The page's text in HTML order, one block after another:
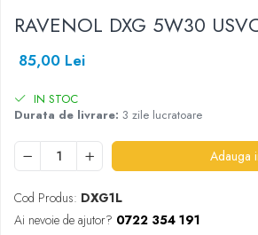
SHELL
RAVENOL DXG 5W30
85,00 Lei
IN STOC
Durata de livrare: 3 zile lucratoare
Adauga
Cod Produs: DXG1L
Ai nevoie de ajutor? 0722 354 191